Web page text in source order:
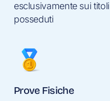
esclusivamente sui
posseduti
Prove Fisiche